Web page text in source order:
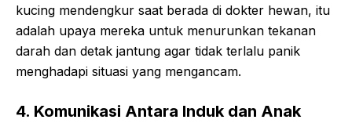
kucing mendengkur saat berada di dokter hewan, itu
adalah upaya mereka untuk menurunkan tekanan
darah dan detak jantung agar tidak terlalu panik
menghadapi situasi yang mengancam.
4. Komunikasi Antara Induk dan Anak